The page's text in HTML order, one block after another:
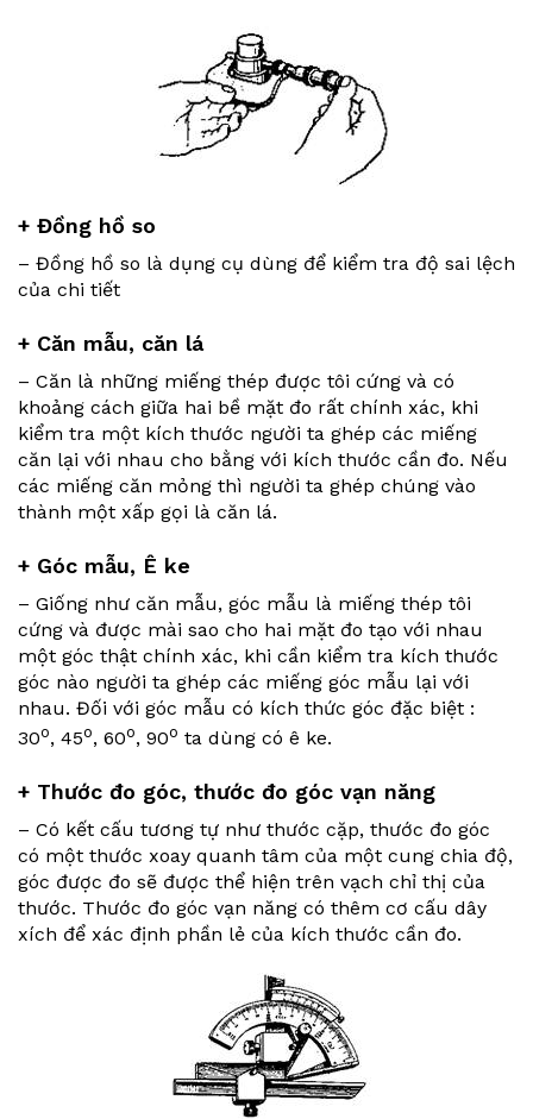
+ Đồng hồ so
– Đồng hồ so là dụng cụ dùng để kiểm tra độ sai lệch
của chi tiết
+ Căn mẫu, căn lá
– Căn là những miếng thép được tôi cứng và có
khoảng cách giữa hai bề mặt đo rất chính xác, khi
kiểm tra một kích thước người ta ghép các miếng
căn lại với nhau cho bằng với kích thước cần đo. Nếu
các miếng căn mỏng thì người ta ghép chúng vào
thành một xấp gọi là căn lá.
+ Góc mẫu, Ê ke
– Giống như căn mẫu, góc mẫu là miếng thép tôi
cứng và được mài sao cho hai mặt đo tạo với nhau
một góc thật chính xác, khi cần kiểm tra kích thước
góc nào người ta ghép các miếng góc mẫu lại với
nhau. Đối với góc mẫu có kích thức góc đặc biệt :
30o, 45o, 60o, 90o ta dùng có ê ke.
+ Thước đo góc, thước đo góc vạn năng
– Có kết cấu tương tự như thước cặp, thước đo góc
có một thước xoay quanh tâm của một cung chia độ,
góc được đo sẽ được thể hiện trên vạch chỉ thị của
thước. Thước đo góc vạn năng có thêm cơ cấu dây
xích để xác định phần lẻ của kích thước cần đo.